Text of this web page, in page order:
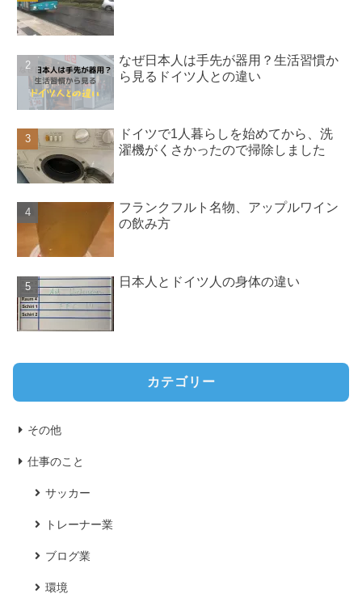
なぜ日本人は手先が器用？生活習慣か
ら見るドイツ人との違い
ドイツで1人暮らしを始めてから、洗
濯機がくさかったので掃除しました
フランクフルト名物、アップルワイン
の飲み方
日本人とドイツ人の身体の違い
カテゴリー
その他
仕事のこと
サッカー
トレーナー業
ブログ業
環境